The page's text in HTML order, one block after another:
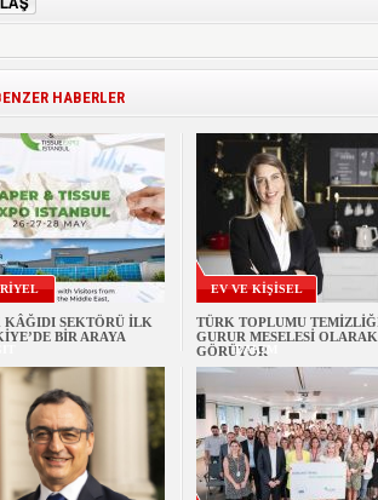
HABERLER
SEKTÖRÜ İLK
BİR ARAYA
EV VE KİŞİSEL
BAKIM
TÜRK TOPLUMU
GURUR MESELESİ OLARAK
GÖRÜYOR